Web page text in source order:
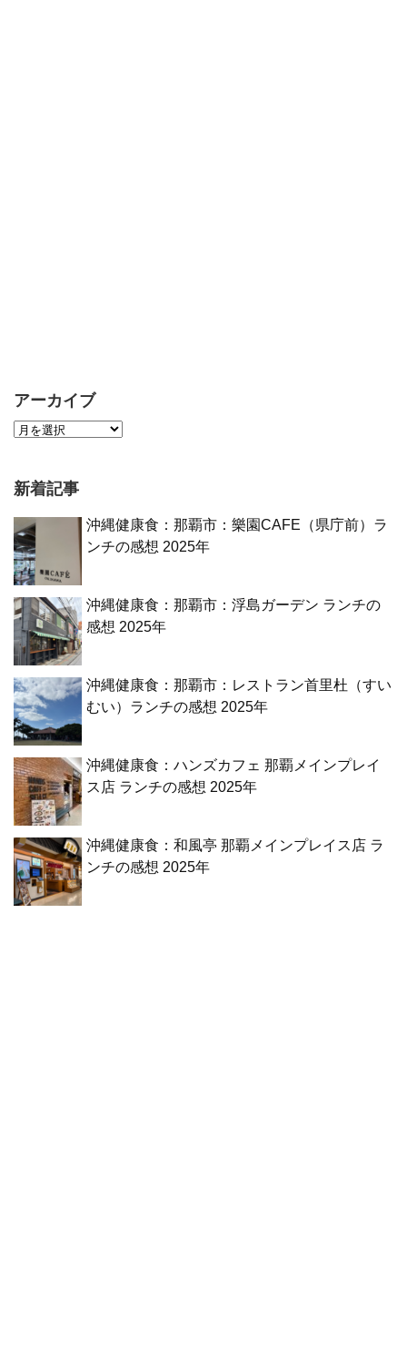
アーカイブ
新着記事
沖縄健康食：那覇市：樂園CAFE（県庁前）ラ
ンチの感想 2025年
沖縄健康食：那覇市：浮島ガーデン ランチの
感想 2025年
沖縄健康食：那覇市：レストラン首里杜（すい
むい）ランチの感想 2025年
沖縄健康食：ハンズカフェ 那覇メインプレイ
ス店 ランチの感想 2025年
沖縄健康食：和風亭 那覇メインプレイス店 ラ
ンチの感想 2025年